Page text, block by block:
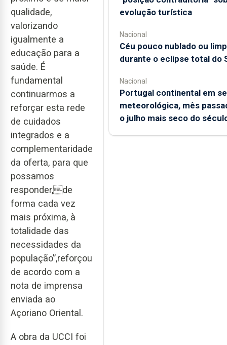
qualidade,
valorizando
igualmente a
educação para a
saúde. É
fundamental
continuarmos a
reforçar esta rede
de cuidados
integrados e a
complementaridade
da oferta, para que
possamos
responder,de
forma cada vez
mais próxima, à
totalidade das
necessidades da
população”,reforçou
de acordo com a
nota de imprensa
enviada ao
Açoriano Oriental.
A obra da UCCI foi
evolução turística
Nacional
Céu pouco nublado ou
durante o eclipse total do
Nacional
Portugal continental em
meteorológica, mês
o julho mais seco do